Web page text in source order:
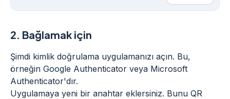
2. Bağlamak için
Şimdi kimlik doğrulama uygulamanızı açın. Bu,
örneğin Google Authenticator veya Microsoft
Authenticator'dır.
Uygulamaya yeni bir anahtar eklersiniz. Bunu QR